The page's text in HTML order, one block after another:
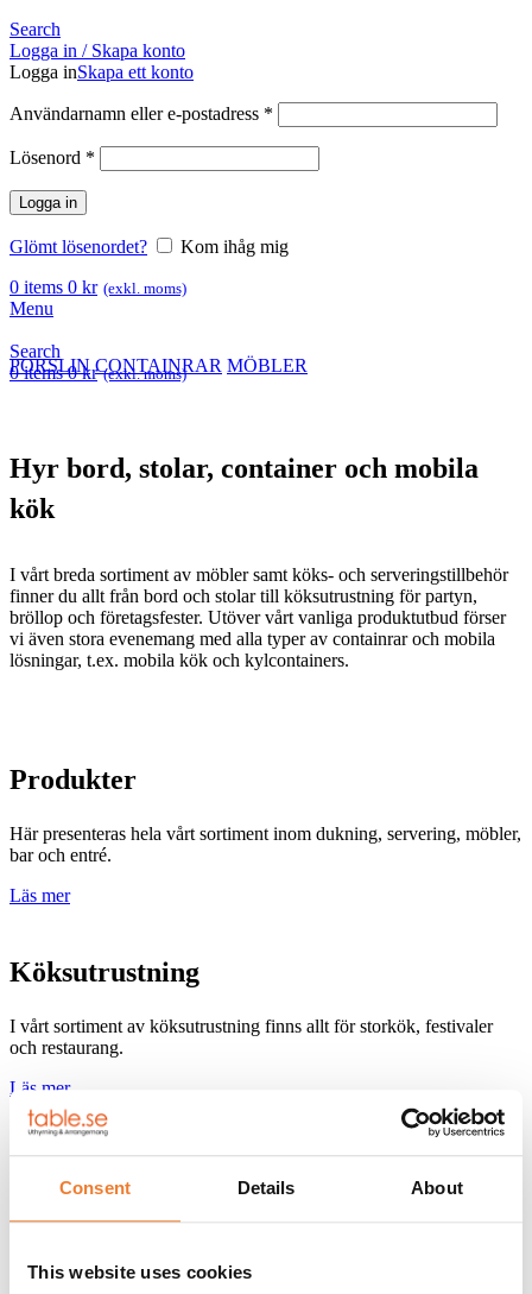
Consent Details About
This website uses cookies
Search
Logga in / Skapa konto
Logga inSkapa ett konto
Användarnamn eller e-postadress *
Lösenord *
Logga in
Glömt lösenordet?
Kom ihåg mig
0 items 0 kr (exkl. moms)
Menu
Search
0items 0kr (exkl. moms)
PORSLIN CONTAINRAR MÖBLER
Hyr bord, stolar, container och mobila
kök
I vårt breda sortiment av möbler samt köks- och serveringstillbehör
finner du allt från bord och stolar till köksutrustning för partyn,
bröllop och företagsfester. Utöver vårt vanliga produktutbud förser
vi även stora evenemang med alla typer av containrar och mobila
lösningar, t.ex. mobila kök och kylcontainers.
Produkter
Här presenteras hela vårt sortiment inom dukning, servering, möbler,
bar och entré.
Läs mer
Köksutrustning
I vårt sortiment av köksutrustning finns allt för storkök, festivaler
och restaurang.
Läs mer
Containrar
Vi är Sveriges ledande aktör inom containers för kök, disk och kyla
Läs mer